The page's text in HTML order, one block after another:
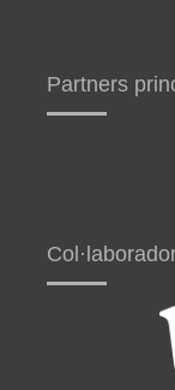
Partners